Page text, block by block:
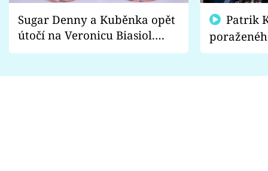
Sugar Denny a Kuběnka opět
útočí na Veronicu Biasiol.
Proč je podle nich falešná a
fanoušci